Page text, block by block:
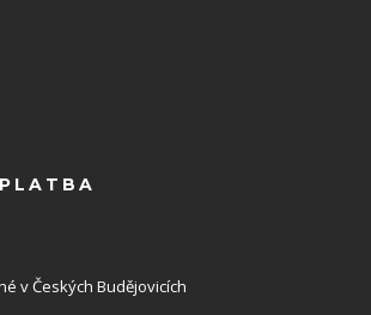
v Českých Budějovicích